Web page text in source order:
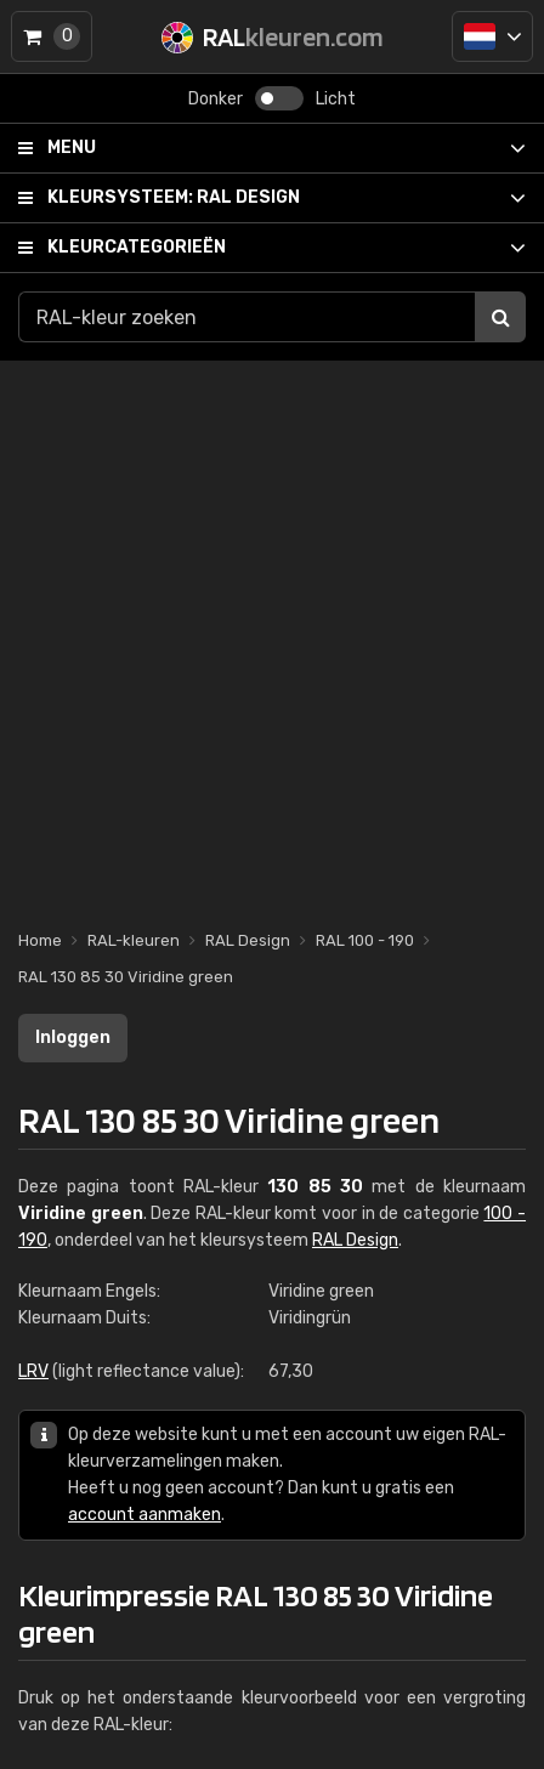
RALkleuren.com
Donker Licht
MENU
KLEURSYSTEEM: RAL DESIGN
KLEURCATEGORIEËN
0
Home RAL-kleuren RAL Design
RAL 100 - 190
RAL 130 85 30 Viridine green
Inloggen
RAL 130 85 30 Viridine green
Deze pagina toont RAL-kleur130 85 30 met de kleurnaam
Viridine green. Deze RAL-kleur komt voor in de categorie100 -
190, onderdeel van het kleursysteem RAL Design.
Kleurnaam Engels:
Viridine green
Kleurnaam Duits:
Viridingrün
LRV(light reflectance value): 67,30
Op deze website kunt u met een account uw eigen RAL-
kleurverzamelingen maken.
Heeft u nog geen account? Dan kunt u gratis een
account aanmaken.
Kleurimpressie RAL 130 85 30 Viridine
green
Druk op het onderstaande kleurvoorbeeld voor een vergroting
van deze RAL-kleur: